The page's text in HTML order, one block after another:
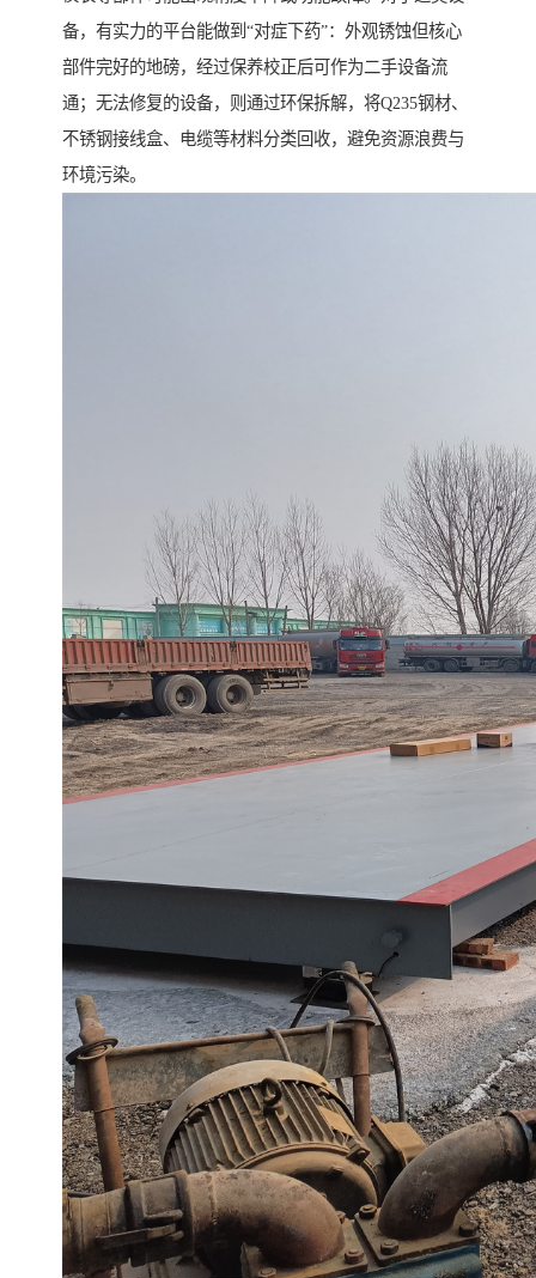
备，有实力的平台能做到“对症下药”：外观锈蚀但核心
部件完好的地磅，经过保养校正后可作为二手设备流
通；无法修复的设备，则通过环保拆解，将Q235钢材、
不锈钢接线盒、电缆等材料分类回收，避免资源浪费与
环境污染。